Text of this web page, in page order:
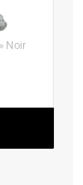
Noir